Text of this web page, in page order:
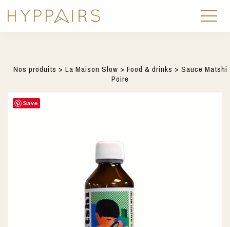
Nos produits > La Maison Slow > Food & drinks > Sauce Matshi
Poire
Save